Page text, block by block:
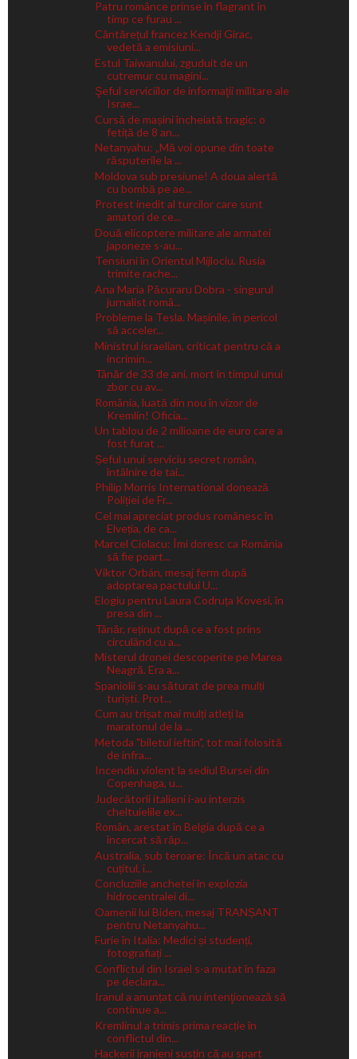
Patru românce prinse în flagrant în
timp ce furau ...
Cântărețul francez Kendji Girac,
vedetă a emisiuni...
Estul Taiwanului, zguduit de un
cutremur cu magini...
Şeful serviciilor de informaţii militare ale
Israe...
Cursă de mașini încheiată tragic: o
fetiță de 8 an...
Netanyahu: „Mă voi opune din toate
răsputerile la ...
Moldova sub presiune! A doua alertă
cu bombă pe ae...
Protest inedit al turcilor care sunt
amatori de ce...
Două elicoptere militare ale armatei
japoneze s-au...
Tensiuni în Orientul Mijlociu. Rusia
trimite rache...
Ana Maria Păcuraru Dobra - singurul
jurnalist româ...
Probleme la Tesla. Mașinile, în pericol
să acceler...
Ministrul israelian, criticat pentru că a
incrimin...
Tânăr de 33 de ani, mort în timpul unui
zbor cu av...
România, luată din nou în vizor de
Kremlin! Oficia...
Un tablou de 2 milioane de euro care a
fost furat ...
Șeful unui serviciu secret român,
întâlnire de tai...
Philip Morris International donează
Poliției de Fr...
Cel mai apreciat produs românesc în
Elveția, de ca...
Marcel Ciolacu: Îmi doresc ca România
să fie poart...
Viktor Orbán, mesaj ferm după
adoptarea pactului U...
Elogiu pentru Laura Codruța Kovesi, în
presa din ...
Tânăr, reținut după ce a fost prins
circulând cu a...
Misterul dronei descoperite pe Marea
Neagră. Era a...
Spaniolii s-au săturat de prea mulți
turiști. Prot...
Cum au trișat mai mulți atleți la
maratonul de la ...
Metoda "biletul ieftin", tot mai folosită
de infra...
Incendiu violent la sediul Bursei din
Copenhaga, u...
Judecătorii italieni i-au interzis
cheltuielile ex...
Român, arestat în Belgia după ce a
încercat să răp...
Australia, sub teroare: Încă un atac cu
cuțitul, î...
Concluziile anchetei în explozia
hidrocentralei di...
Oamenii lui Biden, mesaj TRANȘANT
pentru Netanyahu...
Furie în Italia: Medici și studenți,
fotografiați ...
Conflictul din Israel s-a mutat în faza
pe declara...
Iranul a anunțat că nu intenţionează să
continue a...
Kremlinul a trimis prima reacție în
conflictul din...
Hackerii iranieni susțin că au spart